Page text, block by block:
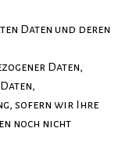
Daten und deren
Daten,
sofern wir Ihre
noch nicht